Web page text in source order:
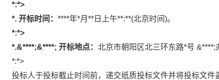
*:*>
*. 开标时间： ****年*月 ** 日上午**:**(北京时间)。
*:*>
*.&****;&****; 开标地点： 北京市朝阳区北三环东路*号 &****;
*:*>
投标人于投标截止时间前，递交纸质投标文件并将投标文件